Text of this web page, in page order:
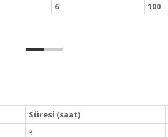
6 100
Süresi (saat)
3